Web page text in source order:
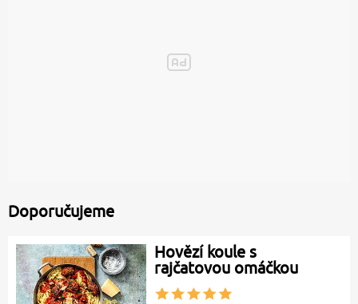
Doporučujeme
Hovězí koule s
rajčatovou omáčkou